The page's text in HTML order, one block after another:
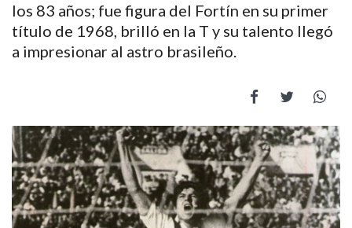
los 83 años; fue figura del Fortín en su primer
título de 1968, brilló en la T y su talento llegó
a impresionar al astro brasileño.